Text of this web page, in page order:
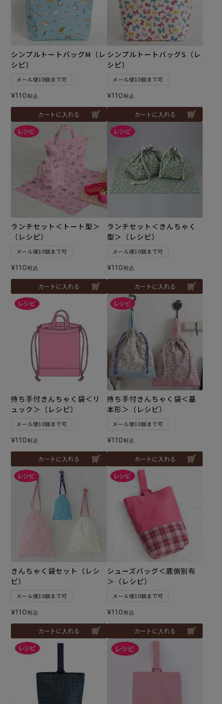
シンプルトートバッグM（レ
シピ）
メール便10個まで可
¥110税込
カートに入れる
シンプルトートバッグS（レ
シピ）
メール便10個まで可
¥110税込
カートに入れる
ランチセット＜トート型＞
（レシピ）
メール便10個まで可
¥110税込
カートに入れる
ランチセット＜きんちゃく
型＞（レシピ）
メール便10個まで可
¥110税込
カートに入れる
持ち手付きんちゃく袋＜リ
ュック＞（レシピ）
メール便10個まで可
¥110税込
カートに入れる
持ち手付きんちゃく袋＜基
本形＞（レシピ）
メール便10個まで可
¥110税込
カートに入れる
きんちゃく袋セット（レシ
ピ）
メール便10個まで可
¥110税込
カートに入れる
シューズバッグ＜底側別布
＞（レシピ）
メール便10個まで可
¥110税込
カートに入れる